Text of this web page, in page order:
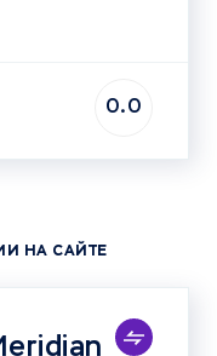
0.0
НА САЙТЕ